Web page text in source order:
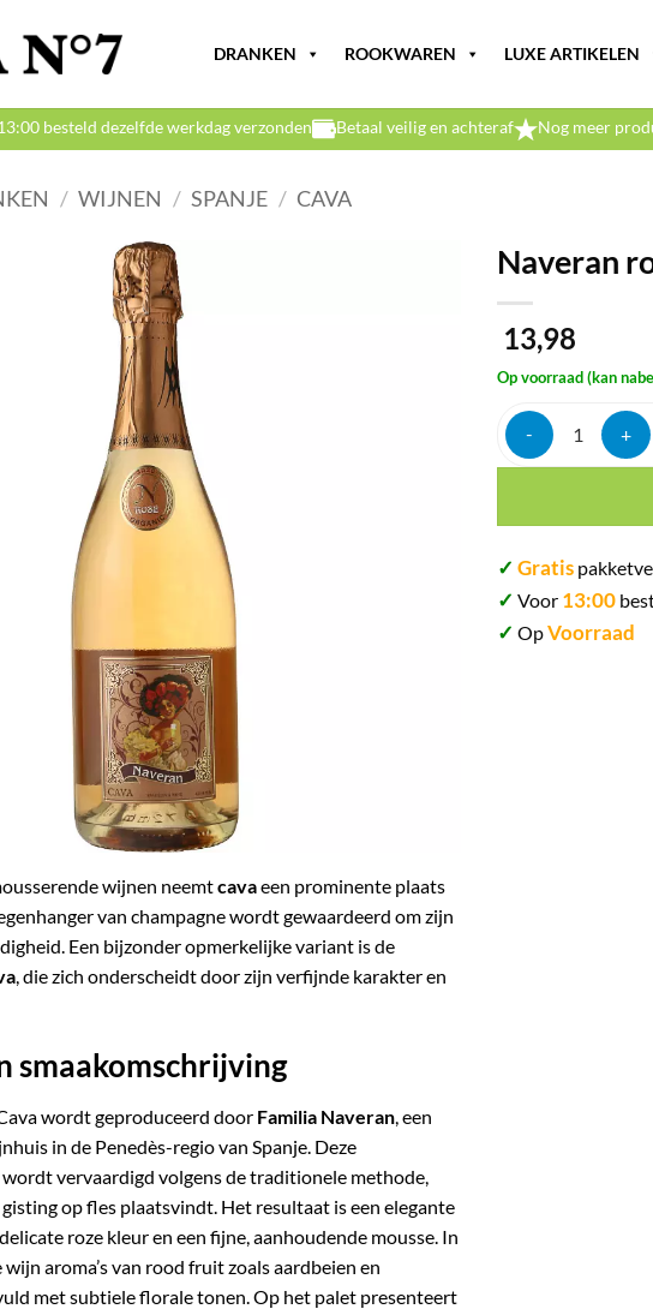
DRANKEN ROOKWAREN LUXE ARTIKELEN
besteld dezelfde werkdag verzonden Betaal veilig en achteraf Nog meer
/ WIJNEN / SPANJE / CAVA
wijnen neemtcavaeen prominente plaats
van champagne wordt gewaardeerd om zijn
Een bijzonder opmerkelijke variant is de
, die zich onderscheidt door zijn verfijnde karakter en
smaakomschrijving
wordt geproduceerd door Familia Naveran , een
in de Penedès-regio van Spanje. Deze
vervaardigd volgens de traditionele methode,
op fles plaatsvindt. Het resultaat is een elegante
roze kleur en een fijne, aanhoudende mousse. In
aroma’s van rood fruit zoals aardbeien en
met subtiele florale tonen. Op het palet presenteert
Naveran
13,98
Op voorraad (kan
Naveran rosé cava
✓ Gratis
✓ Voor 13:00
✓ OpVoorraad